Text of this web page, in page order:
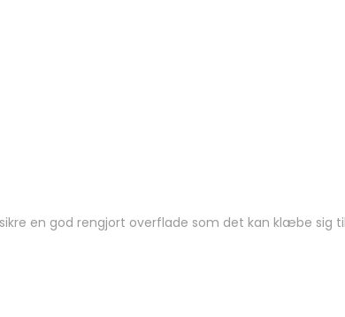
en god rengjort overflade som det kan klæbe sig